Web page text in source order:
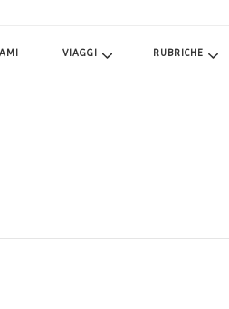
VIAGGI RUBRICHE